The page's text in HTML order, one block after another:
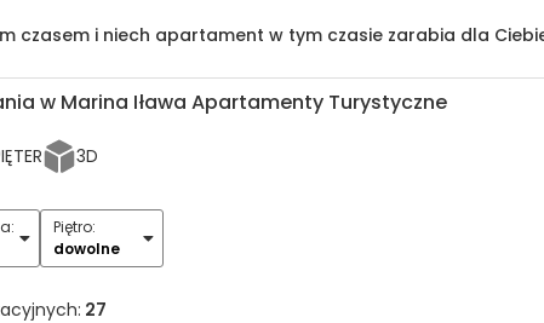
czasem i niech apartament w tym czasie zarabia dla
w Marina Iława Apartamenty Turystyczne
3D
Piętro:
dowolne
27